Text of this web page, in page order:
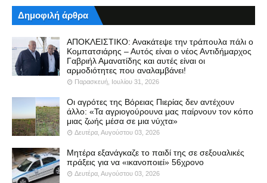
Δημοφιλή άρθρα
ΑΠΟΚΛΕΙΣΤΙΚΟ: Ανακάτεψε την τράπουλα πάλι ο
Κομπατσιάρης – Αυτός είναι ο νέος Αντιδήμαρχος
Γαβριήλ Αμανατίδης και αυτές είναι οι
αρμοδιότητες που αναλαμβάνει!
Παρασκευή, Ιουλίου 31, 2026
Οι αγρότες της Βόρειας Πιερίας δεν αντέχουν
άλλο: «Τα αγριογούρουνα μας παίρνουν τον κόπο
μιας ζωής μέσα σε μια νύχτα»
Δευτέρα, Αυγούστου 03, 2026
Μητέρα εξανάγκαζε το παιδί της σε σεξουαλικές
πράξεις για να «ικανοποιεί» 56χρονο
Δευτέρα, Αυγούστου 03, 2026